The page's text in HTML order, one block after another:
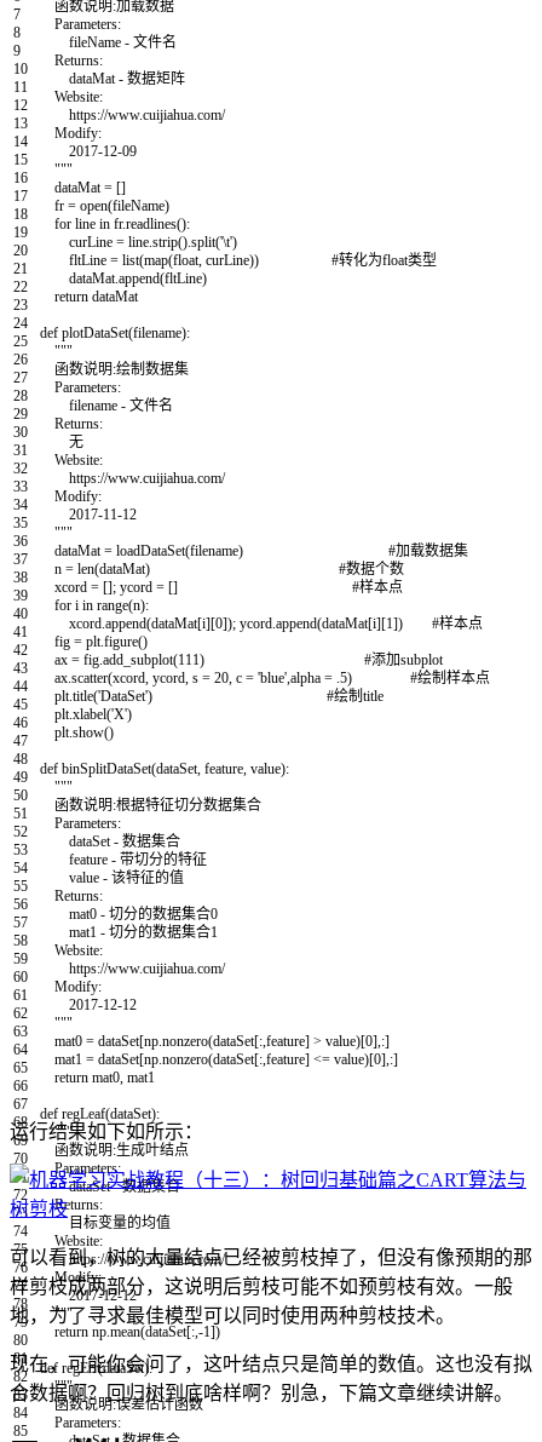
7
8
9
10
11
12
13
14
15
16
17
18
19
20
21
22
23
24
25
26
27
28
29
30
31
32
33
34
35
36
37
38
39
40
41
42
43
44
45
46
47
48
49
50
51
52
53
54
55
56
57
58
59
60
61
62
63
64
65
66
67
68
69
70
71
72
73
74
75
76
77
78
79
80
81
82
83
84
85
函数说明:加载数据
Parameters:
fileName - 文件名
Returns:
dataMat - 数据矩阵
Website:
https://www.cuijiahua.com/
Modify:
2017-12-09
"""
dataMat = []
fr = open(fileName)
for line in fr.readlines():
curLine = line strip() split('\t')
fltLine = list(map(float curLine))
#转化为float类型
dataMat append(fltLine)
return dataMat
def plotDataSet(filename):
"""
函数说明:绘制数据集
Parameters:
filename - 文件名
Returns:
无
Website:
https://www.cuijiahua.com/
Modify:
2017-11-12
"""
dataMat = loadDataSet(filename)
#加载数据集
n = len(dataMat)
#数据个数
xcord = []; ycord = []
#样本点
for i in range(n):
xcord append(dataMat[i][0]); ycord append(dataMat[i][1])
#样本点
fig = plt figure()
ax = fig add_subplot(111)
#添加subplot
ax scatter(xcord ycord s = 20 c = 'blue' alpha = 5)
#绘制样本点
plt title('DataSet')
#绘制title
plt xlabel('X')
plt show()
def binSplitDataSet(dataSet feature value):
"""
函数说明:根据特征切分数据集合
Parameters:
dataSet - 数据集合
feature - 带切分的特征
value - 该特征的值
Returns:
mat0 - 切分的数据集合0
mat1 - 切分的数据集合1
Website:
https://www.cuijiahua.com/
Modify:
2017-12-12
"""
mat0 = dataSet[np nonzero(dataSet[: feature] > value)[0] :]
mat1 = dataSet[np nonzero(dataSet[: feature] <= value)[0] :]
return mat0 mat1
def regLeaf(dataSet):
"""
函数说明:生成叶结点
Parameters:
dataSet - 数据集合
Returns:
目标变量的均值
Website:
https://www.cuijiahua.com/
Modify:
2017-12-12
"""
return np mean(dataSet[: -1])
def regErr(dataSet):
"""
函数说明:误差估计函数
Parameters:
运行结果如下如所示：
可以看到，树的大量结点已经被剪枝掉了，但没有像预期的那
样剪枝成两部分，这说明后剪枝可能不如预剪枝有效。一般
地，为了寻求最佳模型可以同时使用两种剪枝技术。
现在，可能你会问了，这叶结点只是简单的数值。这也没有拟
合数据啊？回归树到底啥样啊？别急，下篇文章继续讲解。